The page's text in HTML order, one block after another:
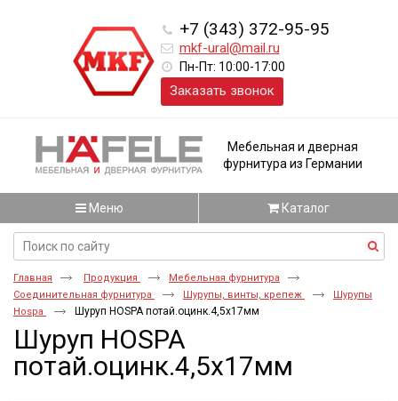
+7 (343) 372-95-95
mkf-ural@mail.ru
Пн-Пт: 10:00-17:00
Заказать звонок
Мебельная и дверная
фурнитура из Германии
Меню Каталог
Главная Продукция
Мебельная фурнитура
Соединительная фурнитура
Шурупы, винты, крепеж
Шурупы
Hospa
Шуруп HOSPA потай.оцинк.4,5x17мм
Шуруп HOSPA
потай.оцинк.4,5x17мм